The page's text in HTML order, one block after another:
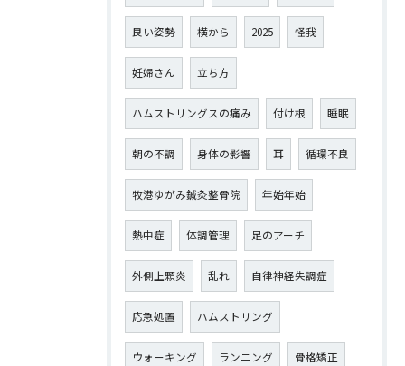
良い姿勢 横から 2025 怪我
妊婦さん 立ち方
ハムストリングスの痛み 付け根 睡眠
朝の不調 身体の影響 耳 循環不良
牧港ゆがみ鍼灸整骨院 年始年始
熱中症 体調管理 足のアーチ
外側上顆炎 乱れ 自律神経失調症
応急処置 ハムストリング
ウォーキング ランニング 骨格矯正